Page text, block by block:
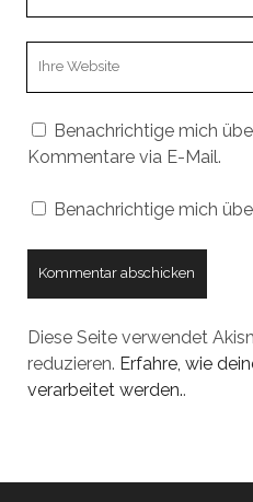
Benachrichtige mich
Kommentare via E-Mail.
Benachrichtige mich
Diese Seite verwendet
reduzieren. Erfahre, wie
verarbeitet werden..